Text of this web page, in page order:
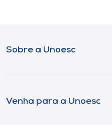
Sobre a Unoesc
Venha para a Unoesc